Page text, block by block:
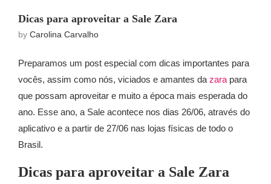
Dicas para aproveitar a Sale Zara
by Carolina Carvalho
Preparamos um post especial com dicas importantes para
vocês, assim como nós, viciados e amantes dazarapara
que possam aproveitar e muito a época mais esperada do
ano. Esse ano, a Sale acontece nos dias 26/06, através do
aplicativo e a partir de 27/06 nas lojas físicas de todo o
Brasil.
Dicas para aproveitar a Sale Zara